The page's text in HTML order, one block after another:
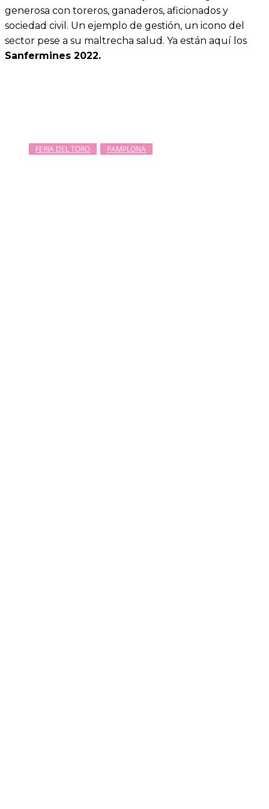
generosa con toreros, ganaderos, aficionados y
sociedad civil. Un ejemplo de gestión, un icono del
sector pese a su maltrecha salud. Ya están aquí los
Sanfermines 2022.
FERIA DEL TORO PAMPLONA